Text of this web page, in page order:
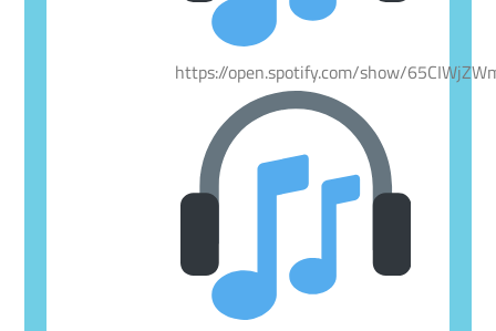
https://open.spotify.com/show/